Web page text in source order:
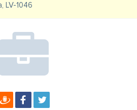
LV-1046